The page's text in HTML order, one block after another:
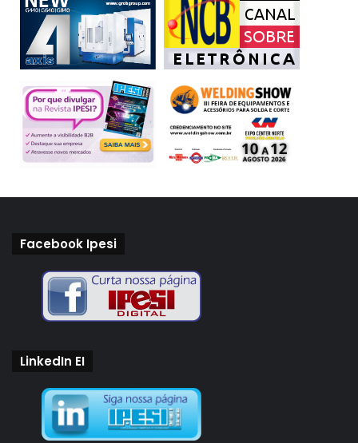
Facebook Ipesi
LinkedIn EI